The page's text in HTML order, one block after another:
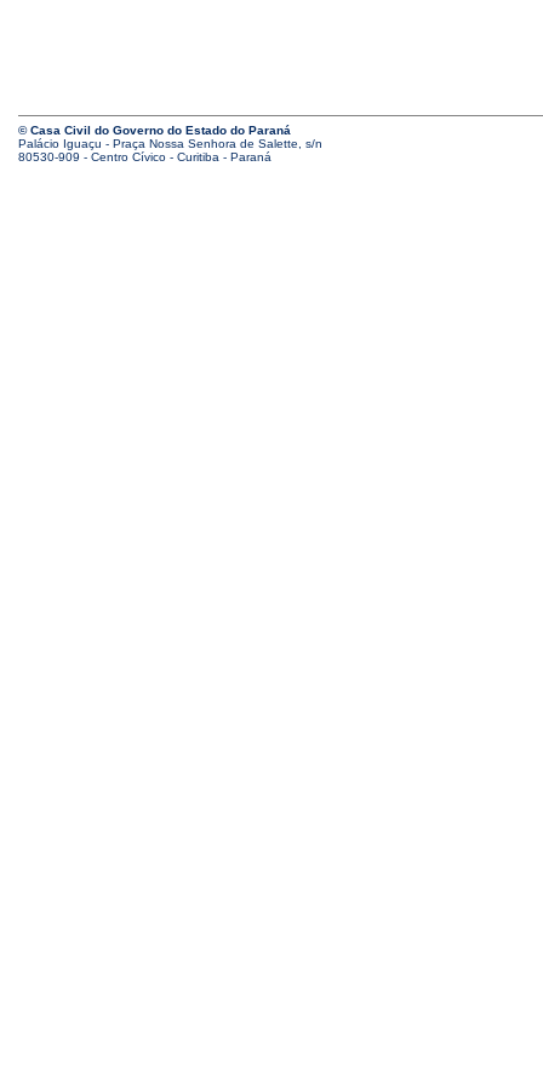
© Casa Civil do Governo do Estado do Paraná
Palácio Iguaçu - Praça Nossa Senhora de Salette, s/n
80530-909 - Centro Cívico - Curitiba - Paraná